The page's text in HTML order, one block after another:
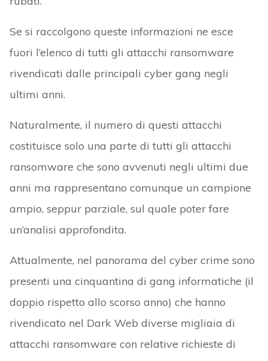
Se si raccolgono queste informazioni ne esce
fuori l’elenco di tutti gli attacchi ransomware
rivendicati dalle principali cyber gang negli
ultimi anni.
Naturalmente, il numero di questi attacchi
costituisce solo una parte di tutti gli attacchi
ransomware che sono avvenuti negli ultimi due
anni ma rappresentano comunque un campione
ampio, seppur parziale, sul quale poter fare
un’analisi approfondita.
Attualmente, nel panorama del cyber crime sono
presenti una cinquantina di gang informatiche (il
doppio rispetto allo scorso anno) che hanno
rivendicato nel Dark Web diverse migliaia di
attacchi ransomware con relative richieste di